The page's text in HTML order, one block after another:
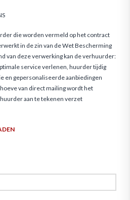
die worden vermeld op het contract
in de zin van de Wet Bescherming
van deze verwerking kan de verhuurder:
service verlenen, huurder tijdig
en gepersonaliseerde aanbiedingen
van direct mailing wordt het
aan te tekenen verzet